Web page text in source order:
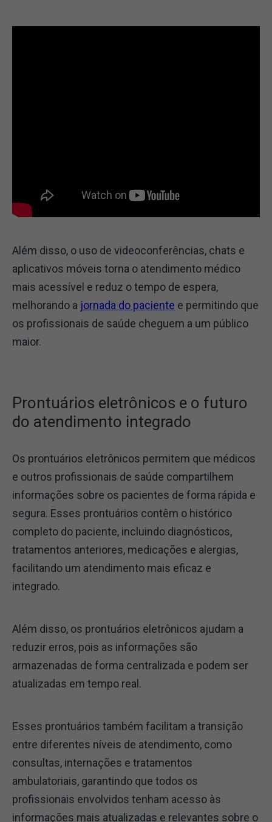
Além disso, o uso de videoconferências, chats e
aplicativos móveis torna o atendimento médico
mais acessível e reduz o tempo de espera,
melhorando a jornada do paciente e permitindo que
os profissionais de saúde cheguem a um público
maior.
Prontuários eletrônicos e o futuro
do atendimento integrado
Os prontuários eletrônicos permitem que médicos
e outros profissionais de saúde compartilhem
informações sobre os pacientes de forma rápida e
segura. Esses prontuários contêm o histórico
completo do paciente, incluindo diagnósticos,
tratamentos anteriores, medicações e alergias,
facilitando um atendimento mais eficaz e
integrado.
Além disso, os prontuários eletrônicos ajudam a
reduzir erros, pois as informações são
armazenadas de forma centralizada e podem ser
atualizadas em tempo real.
Esses prontuários também facilitam a transição
entre diferentes níveis de atendimento, como
consultas, internações e tratamentos
ambulatoriais, garantindo que todos os
profissionais envolvidos tenham acesso às
informações mais atualizadas e relevantes sobre o